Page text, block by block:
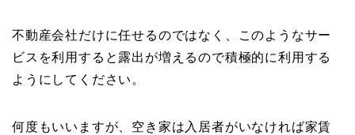
不動産会社だけに任せるのではなく、このようなサー
ビスを利用すると露出が増えるので積極的に利用する
ようにしてください。
何度もいいますが、空き家は入居者がいなければ家賃